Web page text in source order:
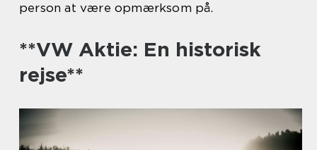
person at være opmærksom på.
**VW Aktie: En historisk
rejse**